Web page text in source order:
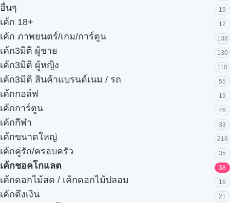
อื่นๆ 19
เค้ก 18+ 12
เค้ก ภาพยนตร์/เกม/การ์ตูน 138
เค้ก3มิติ ผู้ชาย 130
เค้ก3มิติ ผู้หญิง 110
เค้ก3มิติ สินค้าแบรนด์เนม / รถ 55
เค้กกอล์ฟ 19
เค้กการ์ตูน 46
เค้กกีฬา 33
เค้กขนาดใหญ่ 216
เค้กคู่รัก/ครอบครัว 35
เค้กชอคโกแลต 38
เค้กดอกไม้สด / เค้กดอกไม้ปลอม 16
เค้กดึงเงิน 21